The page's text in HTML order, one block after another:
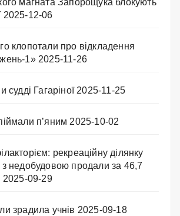
магната Запорощука блокують
2025-12-06
клопотали про відкладення
1» 2025-11-26
судді Гагаріної 2025-11-25
п’яним 2025-10-02
рекреаційну ділянку
недобудовою продали за 46,7
2025-09-29
зрадила учнів 2025-09-18